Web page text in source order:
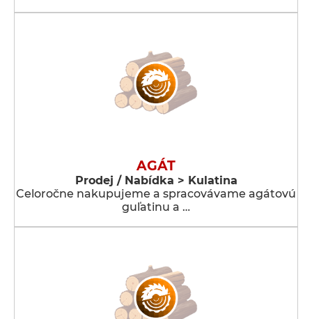
AGÁT
Prodej / Nabídka > Kulatina
Celoročne nakupujeme a spracovávame agátovú
guľatinu a …